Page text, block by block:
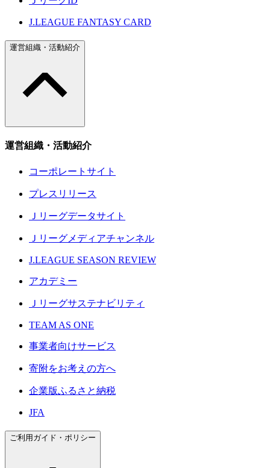
J.LEAGUE FANTASY CARD
運営組織・活動紹介
運営組織・活動紹介
コーポレートサイト
プレスリリース
Ｊリーグデータサイト
Ｊリーグメディアチャンネル
J.LEAGUE SEASON REVIEW
アカデミー
Ｊリーグサステナビリティ
TEAM AS ONE
事業者向けサービス
寄附をお考えの方へ
企業版ふるさと納税
JFA
ご利用ガイド・ポリシー